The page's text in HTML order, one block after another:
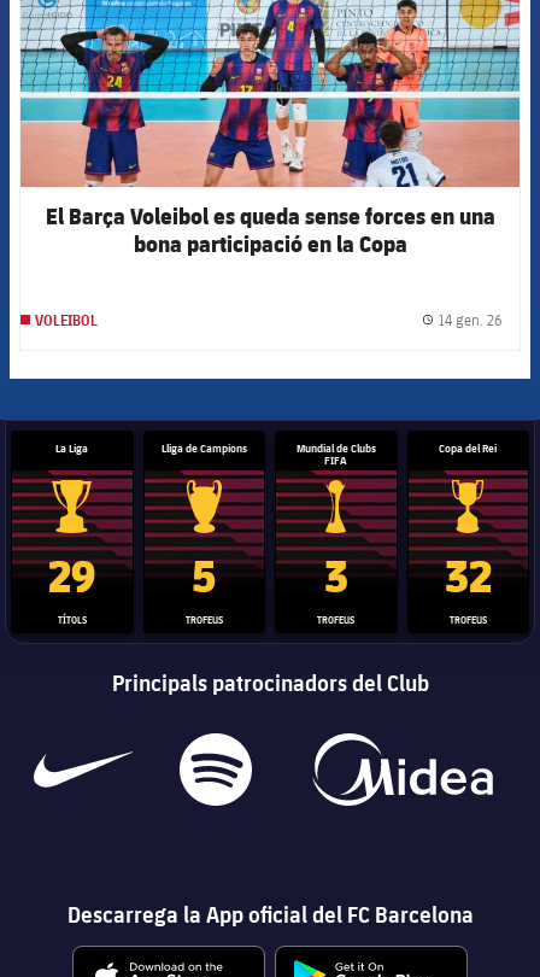
El Barça Voleibol es queda sense forces en una
bona participació en la Copa
VOLEIBOL 14 gen. 26
La Liga
Trofeu de la Liga
29
TÍTOLS
Lliga de Campions
Trofeu de la Lliga de Campions
5
TROFEUS
Mundial de Clubs
FIFA
Trofeu del Mundial de Clubs
3
TROFEUS
Copa del Rei
Copa del
32
TROFEUS
Principals patrocinadors del Club
Descarrega la App oficial del FC Barcelona